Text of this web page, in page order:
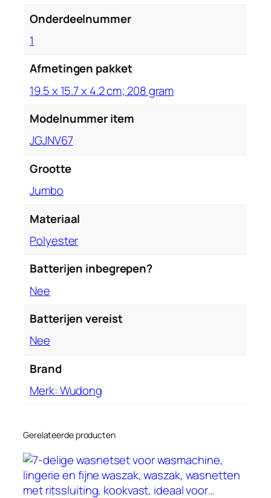
e
e
Onderdeelnummer
‎1
Afmetingen pakket
‎19.5 x 15.7 x 4.2 cm; 208 gram
Modelnummer item
‎JGJNV67
Grootte
‎Jumbo
Materiaal
‎Polyester
Batterijen inbegrepen?
‎Nee
Batterijen vereist
‎Nee
Brand
Merk: Wudong
Gerelateerde producten